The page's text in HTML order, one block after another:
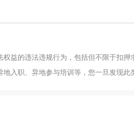
益的违法违规行为，包括但不限于扣
入职、异地参与培训等，您一旦发现此